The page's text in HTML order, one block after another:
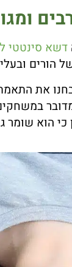
דשא סינטטי
הורים
את
כי הוא